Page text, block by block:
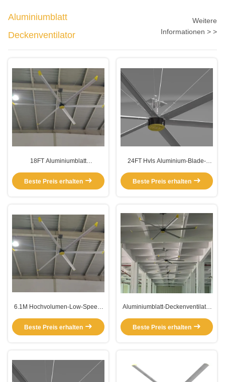
Aluminiumblatt
Deckenventilator
Weitere
Informationen > >
18FT Aluminiumblatt
Beste Preis erhalten
24FT Hvls Aluminium-Blade-
Beste Preis erhalten
6.1M Hochvolumen-Low-Speed-
Beste Preis erhalten
Aluminiumblatt-Deckenventilator
Beste Preis erhalten